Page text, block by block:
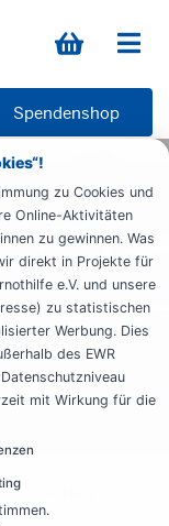
zu Cookies und
Online-Aktivitäten
zu gewinnen. Was
direkt in Projekte für
e.V. und unsere
zu statistischen
Werbung. Dies
des EWR
mit Wirkung für die
Spendenshop